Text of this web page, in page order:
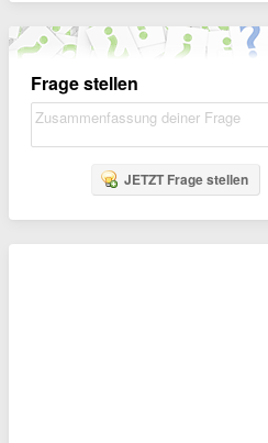
Frage stellen
JETZT Frage stellen